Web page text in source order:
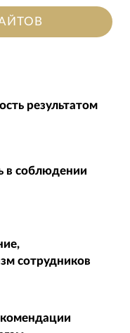
результатом
в соблюдении
сотрудников